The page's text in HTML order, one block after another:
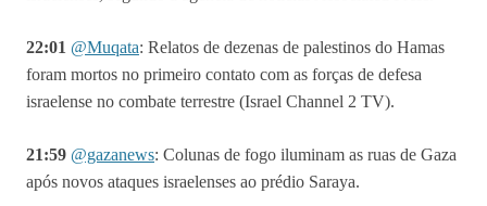
22:01 @Muqata: Relatos de dezenas de palestinos do Hamas
foram mortos no primeiro contato com as forças de defesa
israelense no combate terrestre (Israel Channel 2 TV).
21:59 @gazanews: Colunas de fogo iluminam as ruas de Gaza
após novos ataques israelenses ao prédio Saraya.